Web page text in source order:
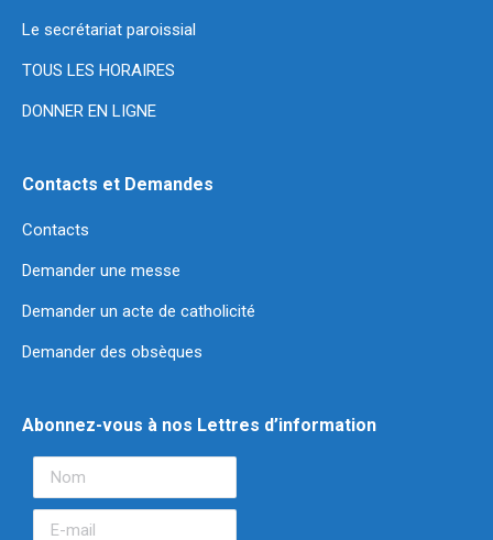
Le secrétariat paroissial
TOUS LES HORAIRES
DONNER EN LIGNE
Contacts et Demandes
Contacts
Demander une messe
Demander un acte de catholicité
Demander des obsèques
Abonnez-vous à nos Lettres d’information